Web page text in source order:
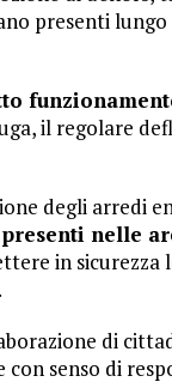
presenti
il regolare
degli arredi
presenti nelle
in sicurezza
di
senso di